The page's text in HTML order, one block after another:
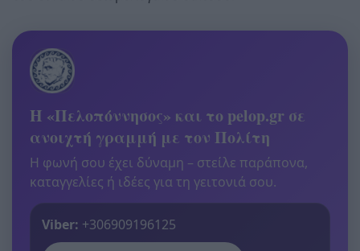
Η «Πελοπόννησος» και το pelop.gr σε
ανοιχτή γραμμή με τον Πολίτη
Η φωνή σου έχει δύναμη – στείλε παράπονα,
καταγγελίες ή ιδέες για τη γειτονιά σου.
Viber: +306909196125